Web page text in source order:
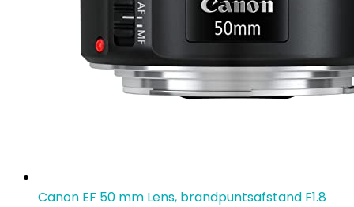
Canon EF 50 mm Lens, brandpuntsafstand F1.8